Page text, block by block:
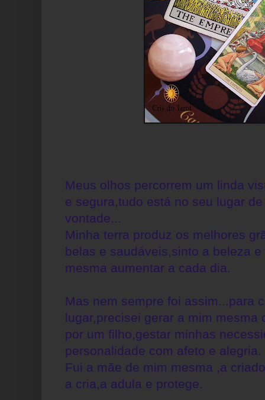
Meus olhos percorrem um linda
e segura,tudo está no seu lugar
vontade...
Minha terra produz os melhores
belas e saudáveis,sinto a beleza
mesma aumentar a cada dia.
Mas nem sempre foi assim...para
lugar,precisei gerar a mim mesma
por um filho,gestar minhas
personalidade com afeto e alegria.
Fui a mãe de mim mesma ,a
a cria,a adula e protege.